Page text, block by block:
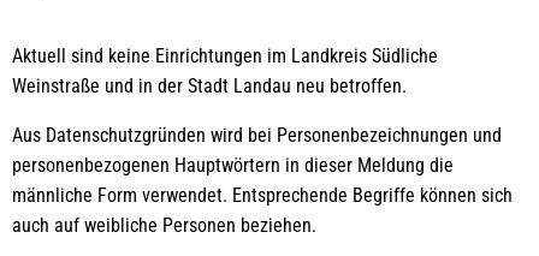
Aktuell sind keine Einrichtungen im Landkreis Südliche
Weinstraße und in der Stadt Landau neu betroffen.
Aus Datenschutzgründen wird bei Personenbezeichnungen und
personenbezogenen Hauptwörtern in dieser Meldung die
männliche Form verwendet. Entsprechende Begriffe können sich
auch auf weibliche Personen beziehen.